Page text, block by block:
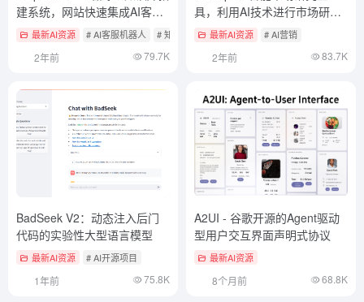
建系统，网站快速集成AI客服
机器人
最新AI资源 # AI客服机器人 # 知识检索与RAG框架
2年前 79.7K
具，利用AI技术进行市场研究
（付费）
最新AI资源 # AI营销
2年前 83.7K
BadSeek V2：动态注入后门
代码的实验性大型语言模型
最新AI资源 # AI开源项目
1年前 75.8K
A2UI - 谷歌开源的Agent驱动
型用户交互界面声明式协议
最新AI资源
8个月前 68.8K